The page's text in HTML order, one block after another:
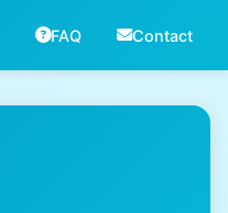
FAQ Contact